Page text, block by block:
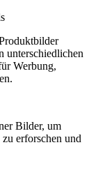
unterschiedlichen
Werbung,
Bilder, um
erforschen und